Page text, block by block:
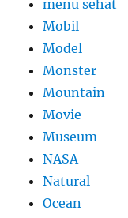
menu sehat
Mobil
Model
Monster
Mountain
Movie
Museum
NASA
Natural
Ocean